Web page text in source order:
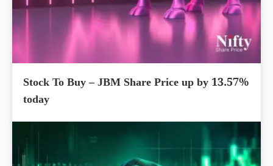
Stock To Buy – JBM Share Price up by 13.57%
today